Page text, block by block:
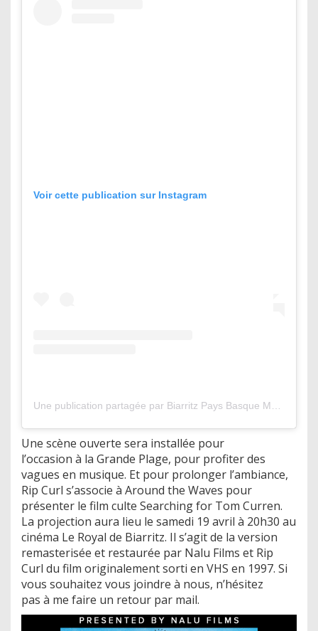
Voir cette publication sur Instagram
Une scène ouverte sera installée pour
l’occasion à la Grande Plage, pour profiter des
vagues en musique. Et pour prolonger l’ambiance,
Rip Curl s’associe à Around the Waves pour
présenter le film culte Searching for Tom Curren.
La projection aura lieu le samedi 19 avril à 20h30 au
cinéma Le Royal de Biarritz. Il s’agit de la version
remasterisée et restaurée par Nalu Films et Rip
Curl du film originalement sorti en VHS en 1997. Si
vous souhaitez vous joindre à nous, n’hésitez
pas à me faire un retour par mail.